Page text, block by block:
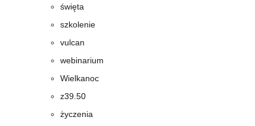
święta
szkolenie
vulcan
webinarium
Wielkanoc
z39.50
życzenia